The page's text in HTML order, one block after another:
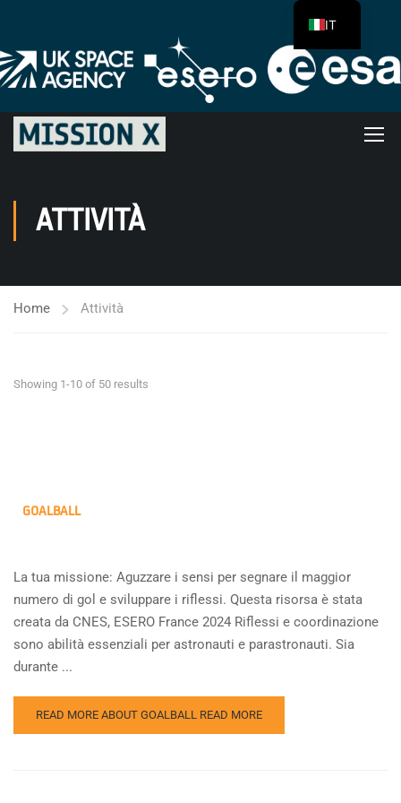
ATTIVITÀ
Home Attività
Showing 1-10 of 50 results
GOALBALL
La tua missione: Aguzzare i sensi per segnare il maggior
numero di gol e sviluppare i riflessi. Questa risorsa è stata
creata da CNES, ESERO France 2024 Riflessi e coordinazione
sono abilità essenziali per astronauti e parastronauti. Sia
durante ...
READ MORE ABOUT GOALBALL READ MORE
IT